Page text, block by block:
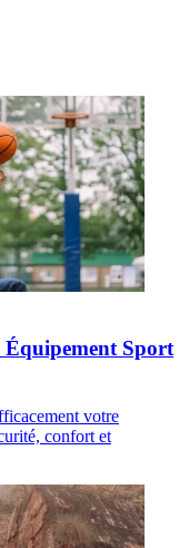
Équipement Sport
votre
confort et